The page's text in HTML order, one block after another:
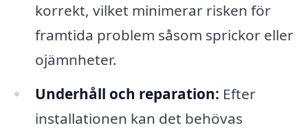
korrekt, vilket minimerar risken för
framtida problem såsom sprickor eller
ojämnheter.
Underhåll och reparation: Efter
installationen kan det behövas